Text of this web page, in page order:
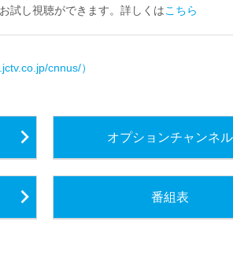
試し視聴ができます。詳しくはこちら
cnnus/）
オプションチャンネル
番組表